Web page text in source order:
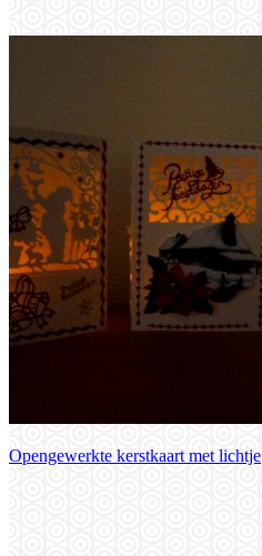
Opengewerkte kerstkaart met lichtje